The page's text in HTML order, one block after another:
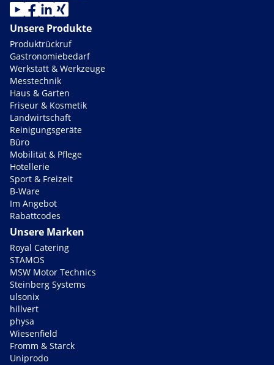
Unsere Produkte
Produktrückruf
Gastronomiebedarf
Werkstatt & Werkzeuge
Messtechnik
Haus & Garten
Friseur & Kosmetik
Landwirtschaft
Reinigungsgeräte
Büro
Mobilität & Pflege
Hotellerie
Sport & Freizeit
B-Ware
Im Angebot
Rabattcodes
Unsere Marken
Royal Catering
STAMOS
MSW Motor Technics
Steinberg Systems
ulsonix
hillvert
physa
Wiesenfield
Fromm & Starck
Uniprodo